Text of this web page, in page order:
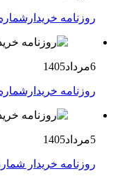
روزنامه خریدارشماره
6مرداد1405
روزنامه
5مرداد1405
روزنامه خریدار